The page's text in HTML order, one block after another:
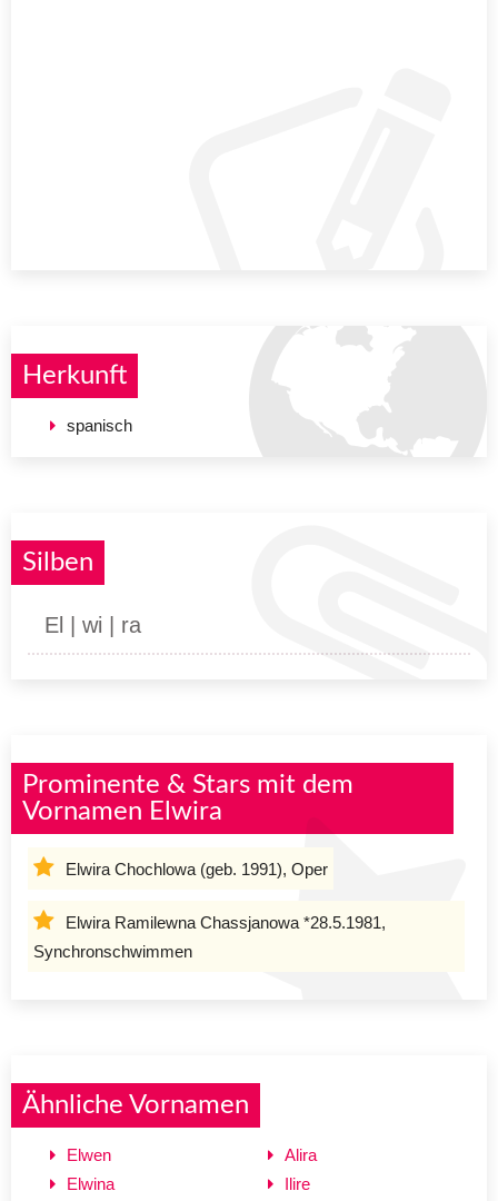
Herkunft
spanisch
Silben
El | wi | ra
Prominente & Stars mit dem
Vornamen Elwira
Elwira Chochlowa (geb. 1991), Oper
Elwira Ramilewna Chassjanowa *28.5.1981,
Synchronschwimmen
Ähnliche Vornamen
Elwen
Elwina
Alira
Ilire